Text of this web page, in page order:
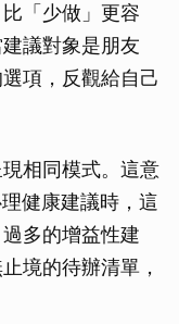
「少做」更容
議對象是朋友
項，反觀給自己
相同模式。這意
健康建議時，這
多的增益性建
境的待辦清單，